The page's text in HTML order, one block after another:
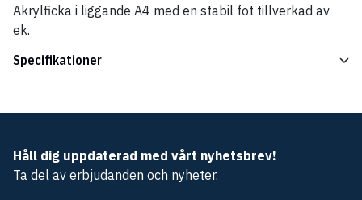
Akrylficka i liggande A4 med en stabil fot tillverkad av
ek.
Specifikationer
Håll dig uppdaterad med vårt nyhetsbrev!
Ta del av erbjudanden och nyheter.